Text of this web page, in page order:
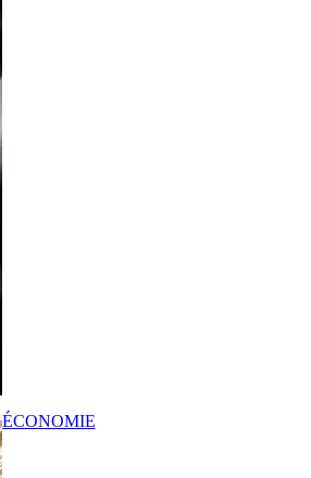
ÉCONOMIE